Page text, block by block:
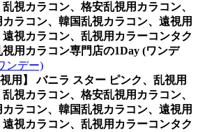
視カラコン、格安乱視用カラコン、
ラコン、韓国乱視カラコン、遠視用
遠視カラコン、乱視用カラーコンタク
視用カラコン専門店の1Day (ワンデ
ンデー)
視用】 バニラ スター ピンク、乱視用
視カラコン、格安乱視用カラコン、
ラコン、韓国乱視カラコン、遠視用
遠視カラコン、乱視用カラーコンタク